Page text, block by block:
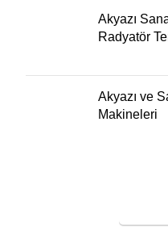
Akyazı
Radyatör
Akyazı ve
Makineleri
SERVİS